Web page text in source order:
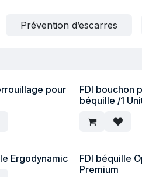
Prévention d’escarres
pour
FDI bouchon
béquille /1
Ergodynamic
FDI béquille
Premium